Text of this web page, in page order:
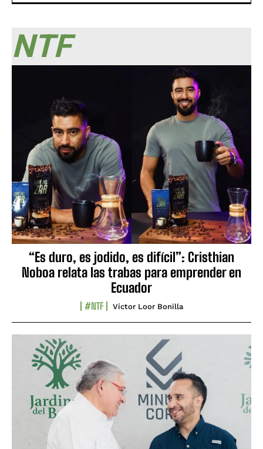
NTF
“Es duro, es jodido, es difícil”: Cristhian
Noboa relata las trabas para emprender en
Ecuador
#NTF Víctor Loor Bonilla